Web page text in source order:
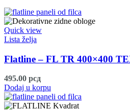
Quick view
Lista želja
Flatline – FL TR 400×400
495.00 рсд
Dodaj u korpu